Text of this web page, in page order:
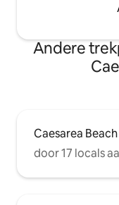
Andere
Caesarea Beach
door 17 locals